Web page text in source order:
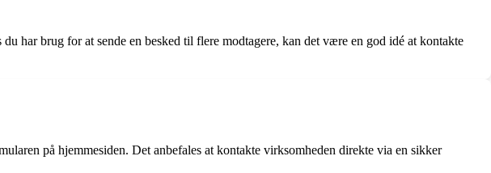
har brug for at sende en besked til flere modtagere, kan det være en god idé at kontakte
på hjemmesiden. Det anbefales at kontakte virksomheden direkte via en sikker